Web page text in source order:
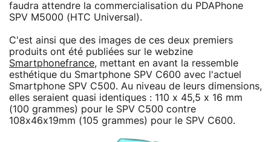
faudra attendre la commercialisation du PDAPhone
SPV M5000 (HTC Universal).
C'est ainsi que des images de ces deux premiers
produits ont été publiées sur le webzine
Smartphonefrance, mettant en avant la ressemble
esthétique du Smartphone SPV C600 avec l'actuel
Smartphone SPV C500. Au niveau de leurs dimensions,
elles seraient quasi identiques : 110 x 45,5 x 16 mm
(100 grammes) pour le SPV C500 contre
108x46x19mm (105 grammes) pour le SPV C600.